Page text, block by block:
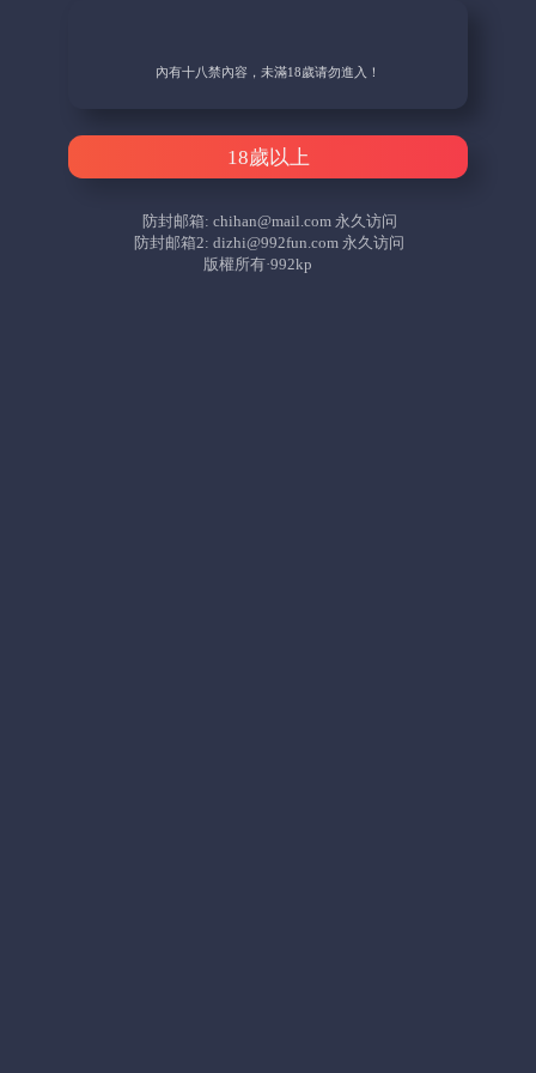
內有十八禁內容，未滿18歲请勿進入！
18歲以上
防封邮箱: chihan@mail.com永久访问
防封邮箱2:dizhi@992fun.com 永久访问
版權所有·992kp